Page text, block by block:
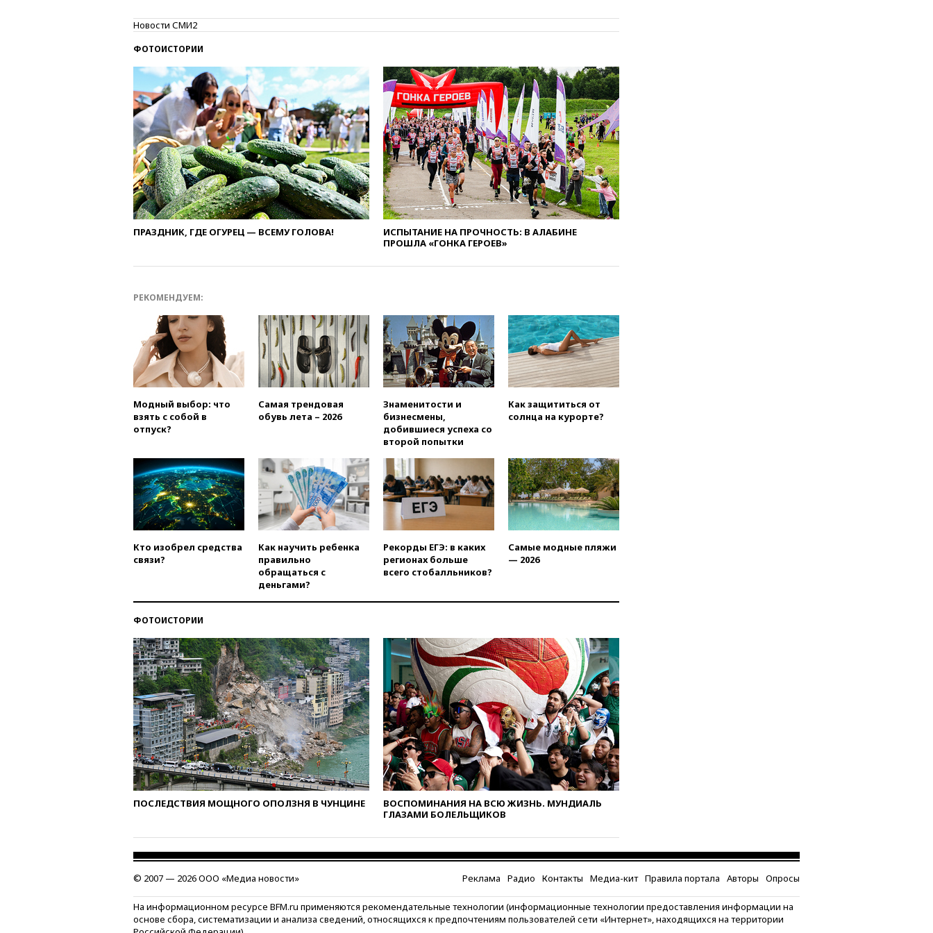
вчера, 21:25Руслан Терновой
метровой вышки
вчера, 21:10РФ не получала
обращений о прекращении
концессии строительства ж/д
в Армении
вчера, 21:00В России вновь
обсуждают эксперимент по
онлайн-продаже алкоголя
вчера, 20:45Матвиенко:
россиянам могут
рекомендовать не посещать
Армению
сбила еще 281 украинский
призвала оптимизировать
олимпиады для поступления в
вузы
вчера, 20:15Минтранс
предложил оплачивать
защиту дорог от БПЛА из
вчера, 20:00 Зеленский 8
августа посетит Сербию с
вчера, 19:58В Госдуму будет
внесен законопроект об
отмене ЕГЭ
вчера, 19:50Аэропорты Сочи и
Ярославля приостановили
вчера, 19:35WP: Трамп
призвал доноров-
2022 года
вчера, 19:15Жуковский и
аэропорт Геленджика
возобновили работу
вчера, 19:00Путин уточнил
порядок присвоения воинских
званий добровольцам
вчера, 18:50Euractiv: восток
Финляндии приходит в упадок
без российских туристов
вчера, 18:35 В Жуковском и
аэропорту Геленджика
вчера, 18:21Зюганов
присоединился к критике
«Яблока»
вчера, 18:15Четыре человека
пострадали при атаках ВСУ на
Белгородскую область
Новости СМИ2
ФОТОИСТОРИИ
ПРАЗДНИК, ГДЕ ОГУРЕЦ — ВСЕМУ ГОЛОВА!
ИСПЫТАНИЕ НА ПРОЧНОСТЬ: В АЛАБИНЕ
ПРОШЛА «ГОНКА ГЕРОЕВ»
РЕКОМЕНДУЕМ:
Модный выбор: что
взять с собой в
отпуск?
Самая трендовая
обувь лета – 2026
Знаменитости и
бизнесмены,
добившиеся успеха со
второй попытки
Как защититься от
солнца на курорте?
Кто изобрел средства
связи?
Как научить ребенка
правильно
обращаться с
деньгами?
Рекорды ЕГЭ: в каких
регионах больше
всего стобалльников?
Самые модные пляжи
— 2026
ФОТОИСТОРИИ
ПОСЛЕДСТВИЯ МОЩНОГО ОПОЛЗНЯ В ЧУНЦИНЕ
ВОСПОМИНАНИЯ НА ВСЮ ЖИЗНЬ. МУНДИАЛЬ
ГЛАЗАМИ БОЛЕЛЬЩИКОВ
© 2007 — 2026 ООО «Медиа новости» Реклама Радио Контакты Медиа-кит Правила портала Авторы Опросы
На информационном ресурсе BFM.ru применяются рекомендательные технологии (информационные технологии предоставления информации на
основе сбора, систематизации и анализа сведений, относящихся к предпочтениям пользователей сети «Интернет», находящихся на территории